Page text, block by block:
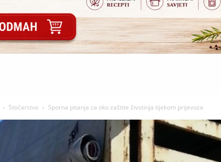
Stočarstvo Sporna pitanja za oko zaštite životinja tijekom prijevoza